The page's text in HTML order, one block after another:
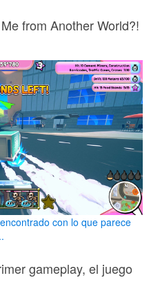
from Another World?!
con lo que parece
gameplay, el juego